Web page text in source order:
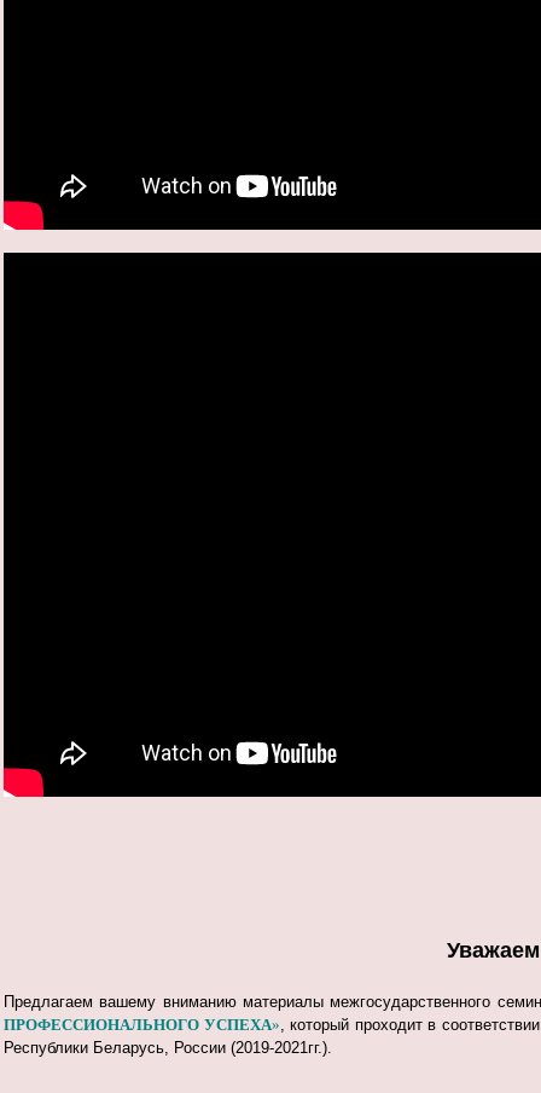
Предлагаем вашему вниманию материалы межгосударственного
ПРОФЕССИОНАЛЬНОГО УСПЕХА», который проходит в
Республики Беларусь, России (2019-2021гг.).